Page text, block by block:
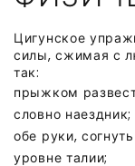
Цигунское
силы, сжимая с
так:
прыжком
словно наездник;
обе руки,
уровне талии;